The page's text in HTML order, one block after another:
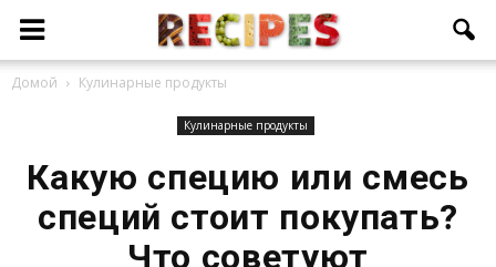
Домой Кулинарные продукты
Кулинарные продукты
Какую специю или смесь
специй стоит покупать?
Что советуют